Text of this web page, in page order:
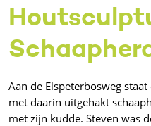
Aan de Elspeterbosweg
met daarin uitgehakt
met zijn kudde. Steven was